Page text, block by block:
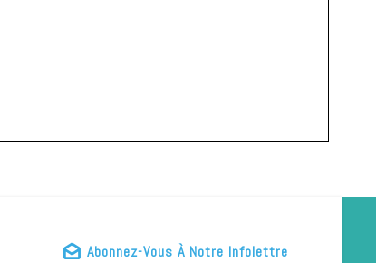
Abonnez-Vous À Notre Infolettre